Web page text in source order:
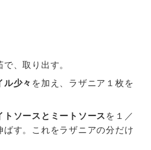
、取り出す。
ル少々 を加え、ラザニア１枚を
トソースとミートソースを１／
ばす。これをラザニアの分だけ